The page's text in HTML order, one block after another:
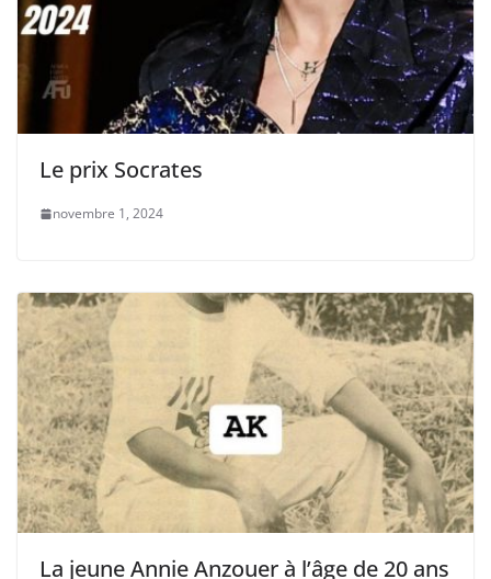
Le prix Socrates
novembre 1, 2024
La jeune Annie Anzouer à l’âge de 20 ans